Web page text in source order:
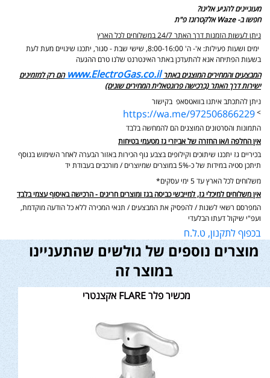
מעוניינים להגיע אלינו?
חפשו ב- Waze אלקטרוגז פ"ת
ניתן לעשות הזמנות דרך האתר 24/7 במשלוחים לכל הארץ
ימים ושעות פעילות: א'- ה' 8:00-16:00, שישי שבת - סגור,
יתכנו שינויים מעת לעת
בשעות הפתיחה אנא להתעדכן באתר האינטרנט שלנו טרם ההגעה
המבצעים והמחירים המוצגים באתר www.ElectroGas.co.il הם רק למזמינים
ישירות דרך האתר (ברכישה פרונטאלית המחירים שונים)
ניתן להתכתב איתנו בוואטסאפ בקישור
>
https://wa.me/972506866229
התמונות והסרטונים המוצגים הם להמחשה בלבד
אין החלפה ו/או החזרה של אביזרי גז מטעמי בטיחות
בכיריים גז יתכנו שיתוכים וקילופים בצבע גוף הכירות באזור הבערה לאחר השימוש בנוסף
תיתכן סטיה במידות של כ-5% במוצרים שמיוצרים / מורכבים בעבודת יד
משלוחים לכל הארץ עד 5 ימי עסקים*
אין משלוחים למיכלי גז, למייבשי כביסה בגז ומוצרים חריגים - הרכישה באיסוף עצמי בלבד
המפרסם רשאי לשנות / להפסיק את המבצעים / תנאי המכירה ללא כל הודעה מוקדמת,
ועפ"י שיקול דעתו הבלעדי
בכפוף לתקנון, ט.ל.ח
מוצרים נוספים של גולשים שהתעניינו
במוצר זה
מכשיר פלר FLARE אקצנטרי